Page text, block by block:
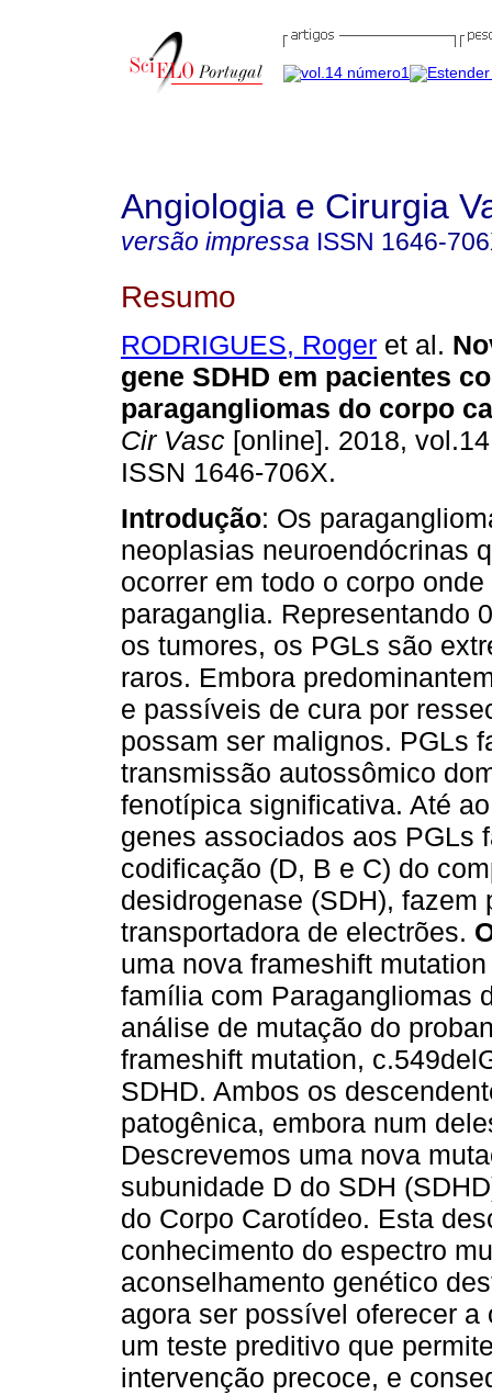
Angiologia e Cirurgia
versão impressa ISSN 1646-
Resumo
RODRIGUES, Roger et al.
gene SDHD em pacientes
paragangliomas do corpo
Cir Vasc [online]. 2018,
ISSN 1646-706X.
Introdução: Os
neoplasias neuroendócrinas
ocorrer em todo o corpo
paraganglia. Representando
os tumores, os PGLs são
raros. Embora
e passíveis de cura por
possam ser malignos. PGLs
transmissão autossômico
fenotípica significativa. Até
genes associados aos PGLs
codificação (D, B e C) do
desidrogenase (SDH),
transportadora de electrões.
uma nova frameshift
família com Para­gangliomas
análise de mutação do
frameshift mutation,
SDHD. Ambos os
patogênica, embora num
Descrevemos uma nova
subunidade D do SDH
do Corpo Carotídeo. Esta
conhecimento do espectro
aconselhamento genético
agora ser possível oferecer
um teste preditivo que
intervenção precoce, e